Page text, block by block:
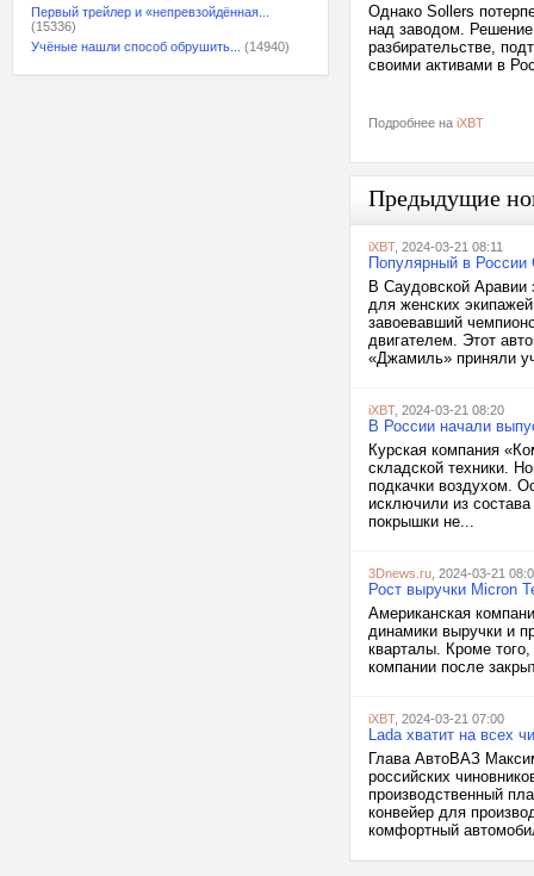
Первый трейлер и «непревзойдённая...
(15336)
Учёные нашли способ обрушить...
(14940)
Однако Sollers
над заводом. Решение
разбирательстве,
своими активами в
Подробнее на iXBT
Предыдущие
iXBT, 2024-03-21 08:11
Популярный в
В Саудовской Аравии
для женских
завоевавший
двигателем. Этот
«Джамиль» приняли
iXBT, 2024-03-21 08:20
В России начали
Курская компания
складской техники.
подкачки воздухом.
исключили из
покрышки не...
3Dnews.ru , 2024-03-21
Рост выручки Micron
Американская
динамики выручки и
кварталы. Кроме
компании после
iXBT, 2024-03-21 07:00
Lada хватит на всех
Глава АвтоВАЗ
российских
производственный
конвейер для
комфортный